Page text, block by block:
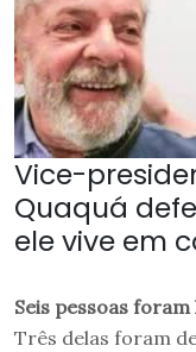
Vice-
Quaquá
ele vive em
Seis pessoas
Três delas foram